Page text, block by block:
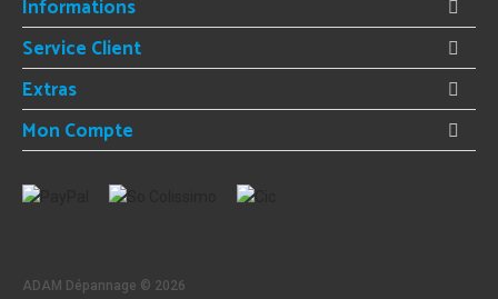
Informations
Service Client
Extras
Mon Compte
ADAM Dépannage © 2026